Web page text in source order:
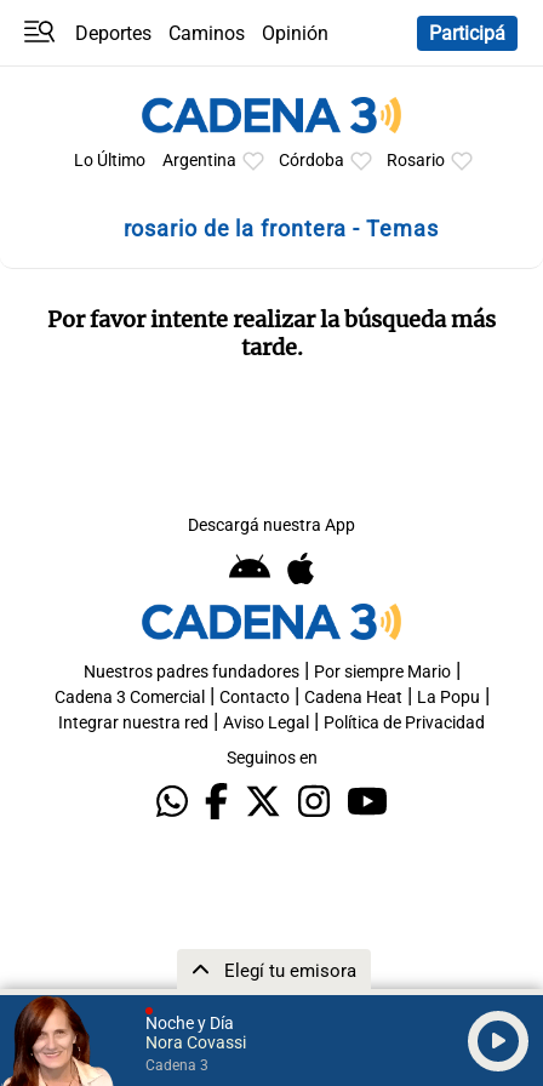
Noche y Día
Nora Covassi
Cadena 3
Elegí tu emisora
Deportes Caminos
Opinión
Participá
Lo Último Argentina Córdoba Rosario
rosario de la frontera - Temas
Por favor intente realizar la búsqueda más
tarde.
Descargá nuestra App
Nuestros padres fundadores| Por siempre Mario|
Cadena 3 Comercial | Contacto| Cadena Heat | La Popu |
Integrar nuestra red | Aviso Legal | Política de Privacidad
Seguinos en